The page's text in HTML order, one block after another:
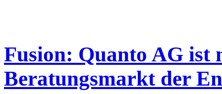
Fusion: Quanto AG ist
Beratungsmarkt der